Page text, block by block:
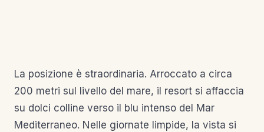
La posizione è straordinaria. Arroccato a circa
200 metri sul livello del mare, il resort si affaccia
su dolci colline verso il blu intenso del Mar
Mediterraneo. Nelle giornate limpide, la vista si